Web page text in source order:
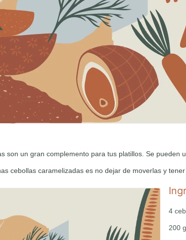
son un gran complemento para tus platillos. Se
cebollas caramelizadas es no dejar de moverlas y
4
200